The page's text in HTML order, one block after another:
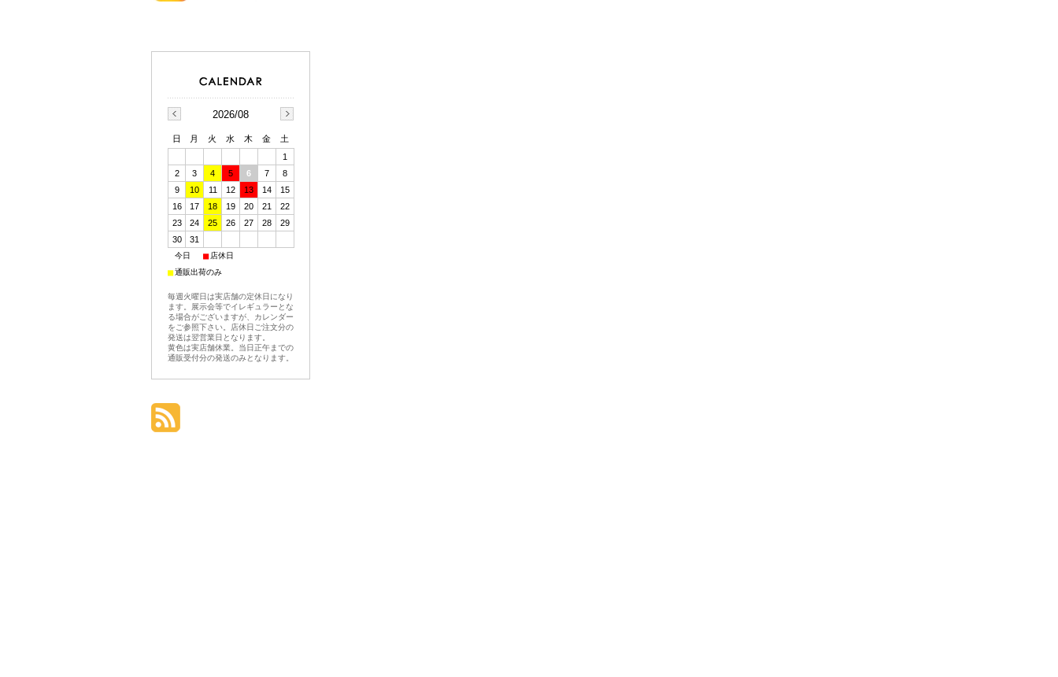
2026/08
日 月 火 水 木 金
土
1
2
3 4 5 6 7
8
9
10 11 12 13 14
15
16
17 18 19 20 21
22
23
24 25 26 27 28
29
30
31
今日 ■ 店休日
■通販出荷のみ
毎週火曜日は実店舗の定休日になり
ます。展示会等でイレギュラーとな
る場合がございますが、カレンダー
をご参照下さい。店休日ご注文分の
発送は翌営業日となります。
黄色は実店舗休業。当日正午までの
通販受付分の発送のみとなります。